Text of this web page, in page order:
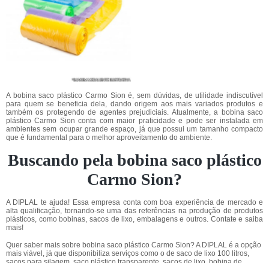
A bobina saco plástico Carmo Sion é, sem dúvidas, de utilidade indiscutível
para quem se beneficia dela, dando origem aos mais variados produtos e
também os protegendo de agentes prejudiciais. Atualmente, a bobina saco
plástico Carmo Sion conta com maior praticidade e pode ser instalada em
ambientes sem ocupar grande espaço, já que possui um tamanho compacto
que é fundamental para o melhor aproveitamento do ambiente.
Buscando pela bobina saco plástico
Carmo Sion?
A DIPLAL te ajuda! Essa empresa conta com boa experiência de mercado e
alta qualificação, tornando-se uma das referências na produção de produtos
plásticos, como bobinas, sacos de lixo, embalagens e outros. Contate e saiba
mais!
Quer saber mais sobre bobina saco plástico Carmo Sion? A DIPLAL é a opção
mais viável, já que disponibiliza serviços como o de saco de lixo 100 litros,